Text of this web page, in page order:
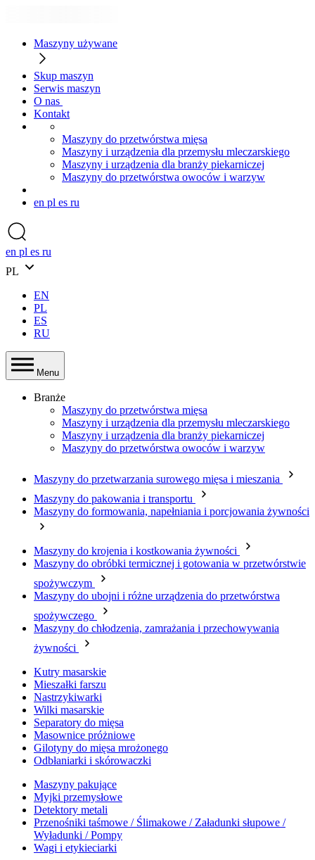
Maszyny używane
Skup maszyn
Serwis maszyn
O nas
Kontakt
Maszyny do przetwórstwa mięsa
Maszyny i urządzenia dla przemysłu mleczarskiego
Maszyny i urządzenia dla branży piekarniczej
Maszyny do przetwórstwa owoców i warzyw
en pl es ru
en pl es ru
PL
EN
PL
ES
RU
Menu
Branże
Maszyny do przetwórstwa mięsa
Maszyny i urządzenia dla przemysłu mleczarskiego
Maszyny i urządzenia dla branży piekarniczej
Maszyny do przetwórstwa owoców i warzyw
Maszyny do przetwarzania surowego mięsa i mieszania
Maszyny do pakowania i transportu
Maszyny do formowania, napełniania i porcjowania żywności
Maszyny do krojenia i kostkowania żywności
Maszyny do obróbki termicznej i gotowania w przetwórstwie
spożywczym
Maszyny do ubojni i różne urządzenia do przetwórstwa
spożywczego
Maszyny do chłodzenia, zamrażania i przechowywania
żywności
Kutry masarskie
Mieszałki farszu
Nastrzykiwarki
Wilki masarskie
Separatory do mięsa
Masownice próżniowe
Gilotyny do mięsa mrożonego
Odbłaniarki i skórowaczki
Maszyny pakujące
Myjki przemysłowe
Detektory metali
Przenośniki taśmowe / Ślimakowe / Załadunki słupowe /
Wyładunki / Pompy
Wagi i etykieciarki